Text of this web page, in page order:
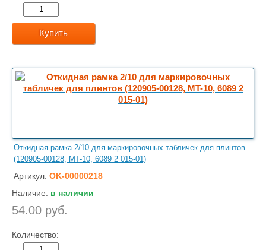
Купить
Откидная рамка 2/10 для маркировочных табличек для плинтов
(120905-00128, MT-10, 6089 2 015-01)
Артикул: OK-00000218
Наличие: в наличии
54.00 руб.
Количество: